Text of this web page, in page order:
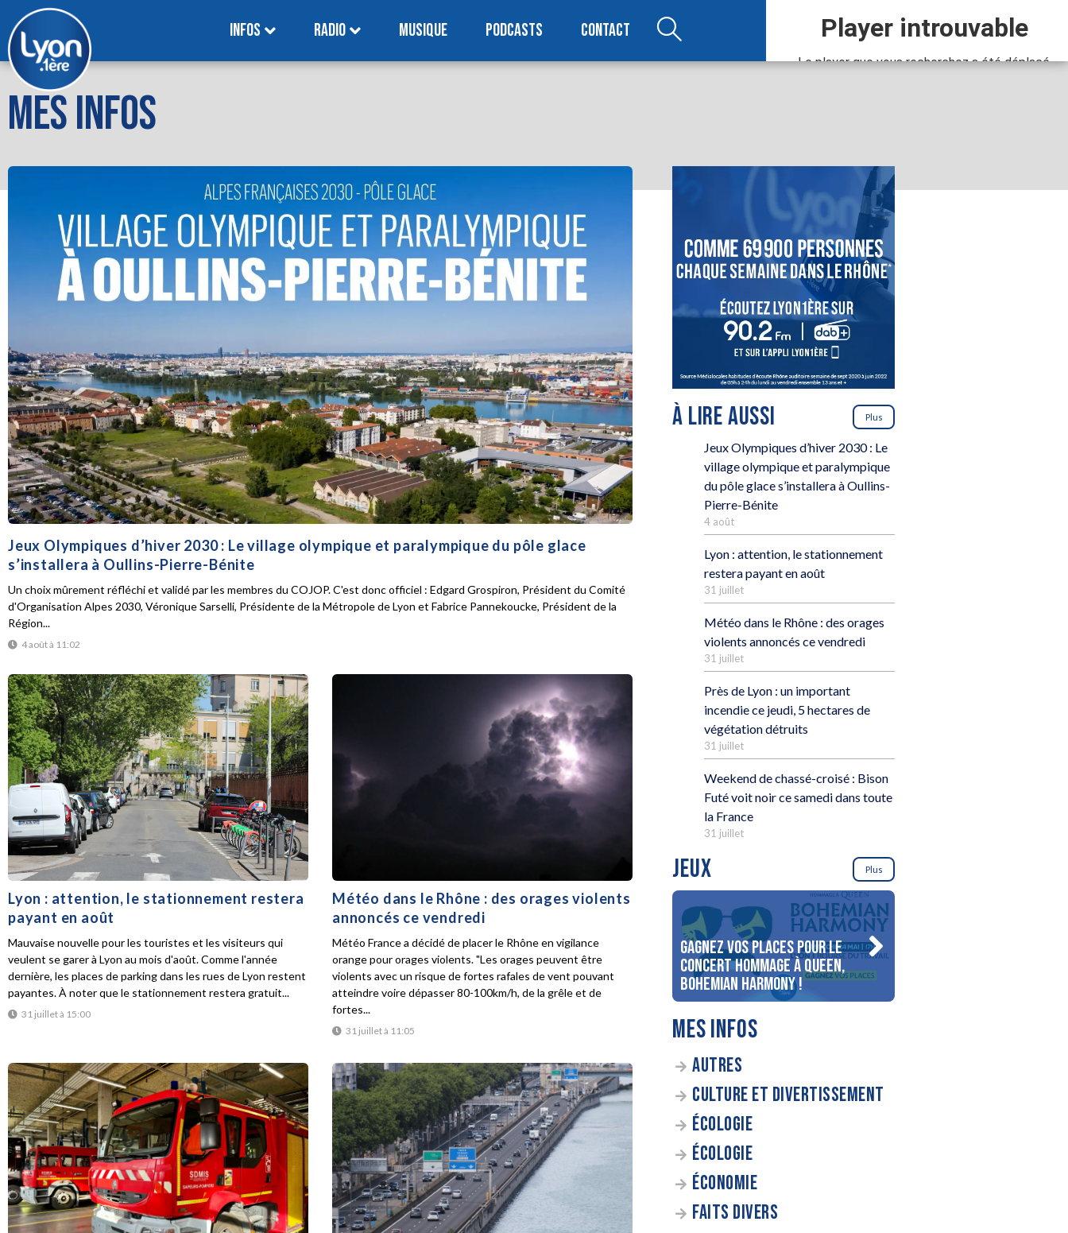
INFOS RADIO MUSIQUE PODCASTS CONTACT
MES INFOS
Jeux Olympiques d’hiver 2030 : Le village olympique et paralympique du pôle glace
s’installera à Oullins-Pierre-Bénite
4 août à 11:02
Un choix mûrement réfléchi et validé par les membres du COJOP. C'est donc officiel : Edgard Grospiron, Président du Comité
d'Organisation Alpes 2030, Véronique Sarselli, Présidente de la Métropole de Lyon et Fabrice Pannekoucke, Président de la
Région...
Lyon : attention, le stationnement restera
payant en août
31 juillet à 15:00
Mauvaise nouvelle pour les touristes et les visiteurs qui
veulent se garer à Lyon au mois d'août. Comme l'année
dernière, les places de parking dans les rues de Lyon restent
payantes. À noter que le stationnement restera gratuit...
Météo dans le Rhône : des orages violents
annoncés ce vendredi
31 juillet à 11:05
Météo France a décidé de placer le Rhône en vigilance
orange pour orages violents. "Les orages peuvent être
violents avec un risque de fortes rafales de vent pouvant
atteindre voire dépasser 80-100km/h, de la grêle et de
fortes...
À LIRE AUSSI Plus
Jeux Olympiques d’hiver 2030 : Le
village olympique et paralympique
du pôle glace s’installera à Oullins-
Pierre-Bénite
4 août
Lyon : attention, le stationnement
restera payant en août
31 juillet
Météo dans le Rhône : des orages
violents annoncés ce vendredi
31 juillet
Près de Lyon : un important
incendie ce jeudi, 5 hectares de
végétation détruits
31 juillet
Weekend de chassé-croisé : Bison
Futé voit noir ce samedi dans toute
la France
31 juillet
JEUX Plus
Gagnez vos places pour le
concert Hommage à Queen,
Bohemian Harmony !
MES INFOS
AUTRES
CULTURE ET DIVERTISSEMENT
ÉCOLOGIE
ÉCOLOGIE
ÉCONOMIE
FAITS DIVERS